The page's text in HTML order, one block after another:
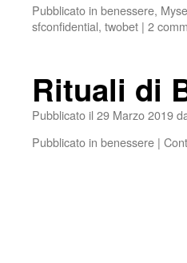
Pubblicato in benessere,
sfconfidential, twobet | 2
Rituali di
Pubblicato il 29 Marzo 2019
Pubblicato in benessere |